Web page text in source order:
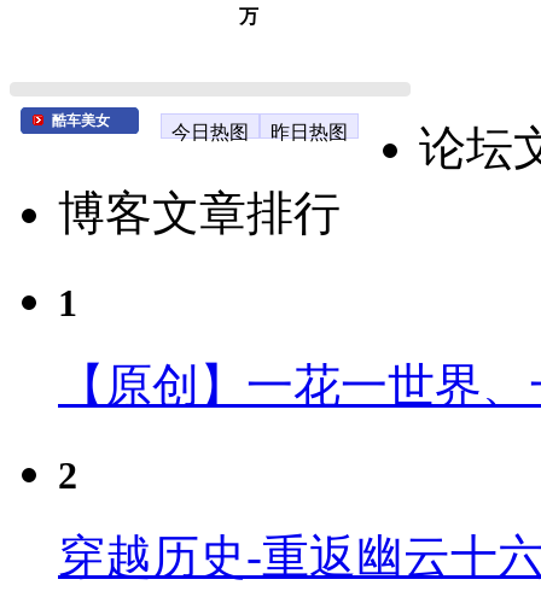
万
酷车美女
今日热图 昨日热图
论坛
博客文章排行
1
【原创】一花一世界
2
穿越历史-重返幽云十